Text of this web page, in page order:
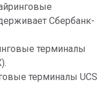
Сбербанк-
терминалы
терминалы UCS